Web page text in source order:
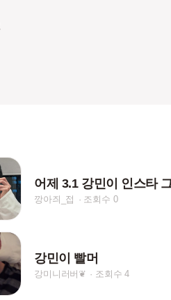
깡아즤_접 조회수 0
강민이 빨머
강미니러버❦ 조회수 4